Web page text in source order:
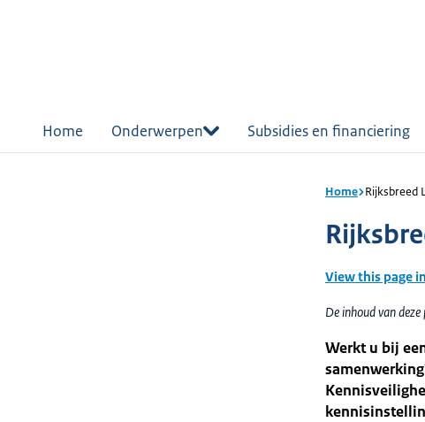
Home Onderwerpen Subsidies en financiering
Home Rijksbreed
View this page
De inhoud van
Werkt u bij